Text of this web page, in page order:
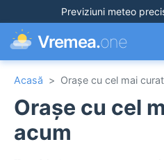
Previziuni meteo
Vremea.one
Acasă > Orașe cu cel mai
Orașe cu cel
acum